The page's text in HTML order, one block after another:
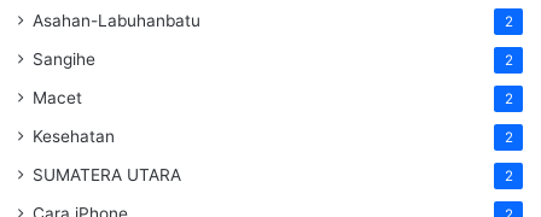
Asahan-Labuhanbatu 2
Sangihe 2
Macet 2
Kesehatan 2
SUMATERA UTARA 2
Cara iPhone